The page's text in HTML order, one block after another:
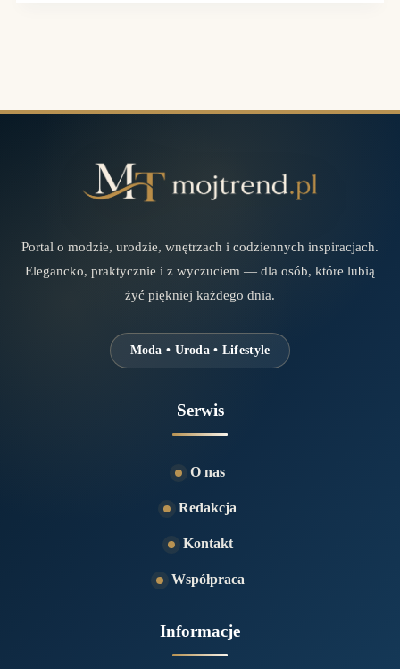
Portal o modzie, urodzie, wnętrzach i codziennych inspiracjach.
Elegancko, praktycznie i z wyczuciem — dla osób, które lubią
żyć piękniej każdego dnia.
Moda • Uroda • Lifestyle
Serwis
O nas
Redakcja
Kontakt
Współpraca
Informacje